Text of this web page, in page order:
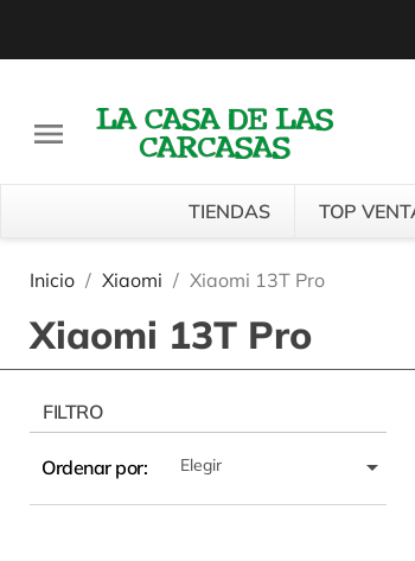

TIENDAS TOP
Inicio Xiaomi Xiaomi 13T Pro
Xiaomi 13T Pro
FILTRO
Ordenar por: Elegir 